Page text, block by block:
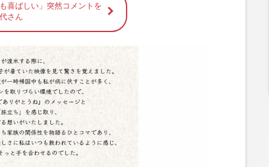
喜ばしい」突然コメントを
さん